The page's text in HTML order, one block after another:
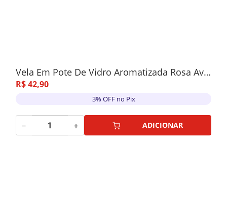
Vela Em Pote De Vidro Aromatizada Rosa Aveludada C/Tampa De Metal 10x10cm
R$42,90
3% OFF no Pix
－ ＋ ADICIONAR